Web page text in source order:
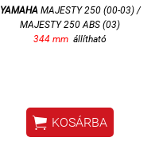
YAMAHA MAJESTY 250 (00-03) /
MAJESTY 250 ABS (03)
344 mm állítható
 KOSÁRBA